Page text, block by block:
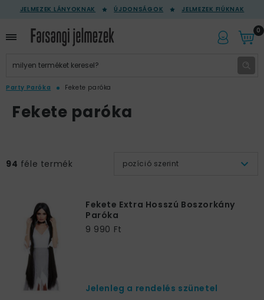
JELMEZEK LÁNYOKNAK ÚJDONSÁGOK JELMEZEK FIÚKNAK
0
Party Paróka Fekete paróka
Fekete paróka
94 féle termék pozíció szerint
Fekete Extra Hosszú Boszorkány
Paróka
9 990 Ft
Jelenleg a rendelés szünetel